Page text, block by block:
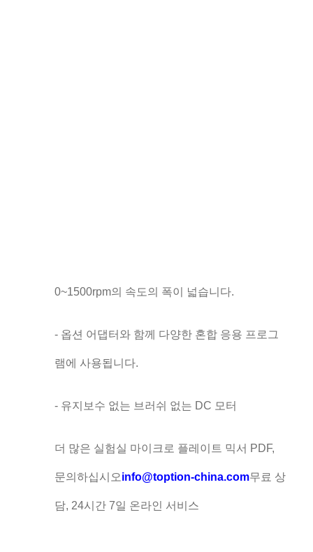
0~1500rpm의 속도의 폭이 넓습니다.
- 옵션 어댑터와 함께 다양한 혼합 응용 프로그
램에 사용됩니다.
- 유지보수 없는 브러쉬 없는 DC 모터
더 많은 실험실 마이크로 플레이트 믹서 PDF,
문의하십시오info@toption-china.com무료 상
담, 24시간 7일 온라인 서비스